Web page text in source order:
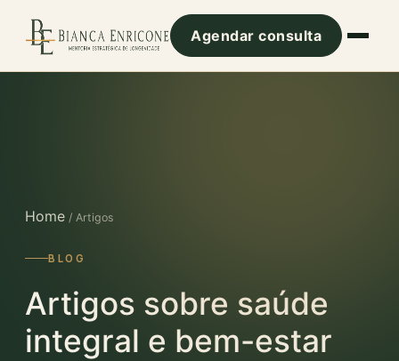
Agendar consulta
Home / Artigos
BLOG
Artigos sobre saúde
integral e bem-estar